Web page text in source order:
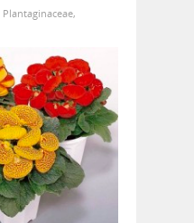
Plantaginaceae,